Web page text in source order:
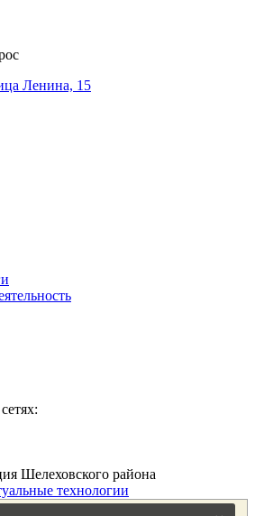
Ленина, 15
Шелеховского района
технологии